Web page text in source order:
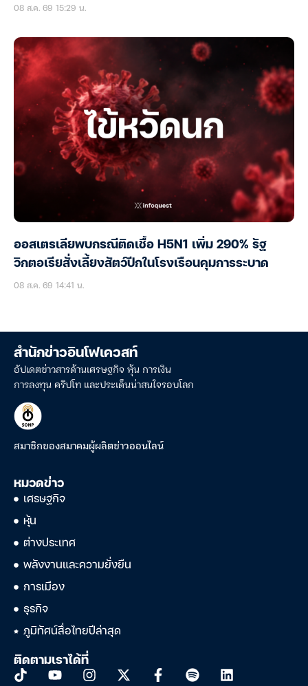
08 ส.ค. 69 15:29 น.
ออสเตรเลียพบกรณีติดเชื้อ H5N1 เพิ่ม 290% รัฐ
วิกตอเรียสั่งเลี้ยงสัตว์ปีกในโรงเรือนคุมการระบาด
08 ส.ค. 69 14:41 น.
สำนักข่าวอินโฟเควสท์
อัปเดตข่าวสารด้านเศรษฐกิจ หุ้น การเงิน
การลงทุน คริปโท และประเด็นน่าสนใจรอบโลก
สมาชิกของสมาคมผู้ผลิตข่าวออนไลน์
หมวดข่าว
เศรษฐกิจ
หุ้น
ต่างประเทศ
พลังงานและความยั่งยืน
การเมือง
ธุรกิจ
ภูมิทัศน์สื่อไทยปีล่าสุด
ติดตามเราได้ที่